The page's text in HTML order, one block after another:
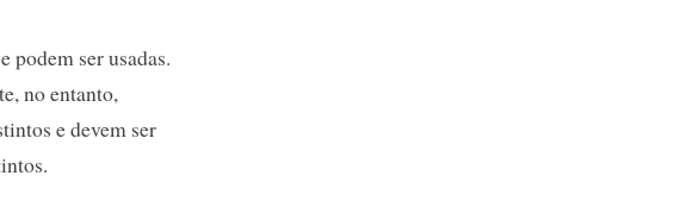
e podem ser usadas.
no entanto,
e devem ser